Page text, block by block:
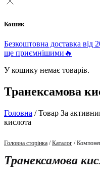
Кошик
Безкоштовна доставка від
ще приємнішими🔥
У кошику немає товарів.
Транексамова
Головна / Товар За
кислота
Головна сторінка /Каталог /
Транексамова